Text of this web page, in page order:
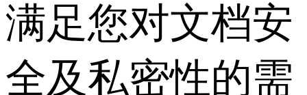
满足您对文档安
全及私密性的需